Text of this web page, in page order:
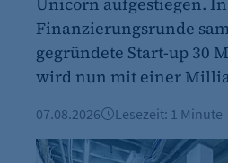
fe_typo_user
CMS TYPO3
Session-Cookie für die
oder Formularen). Wird
Session
Finanzierungsrunde
gegründete Start-up 30
wird nun mit einer
07.08.2026 Lesezeit: 1 Minute
Büroimmobilien Berlin: